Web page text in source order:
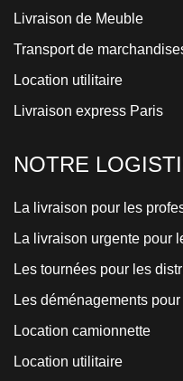
Livraison de Meuble
Transport de
Location utilitaire
Livraison express Paris
NOTRE
La livraison pour les
La livraison urgente pour
Les tournées pour les
Les déménagements
Location camionnette
Location utilitaire